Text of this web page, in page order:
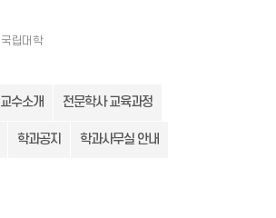
교수소개 전문학사 교육과정
학과공지 학과사무실 안내